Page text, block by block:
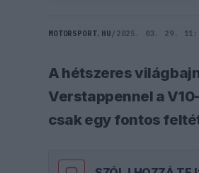
MOTORSPORT.HU / 2025. 03. 29.
A hétszeres
Verstappennel a
csak egy fontos